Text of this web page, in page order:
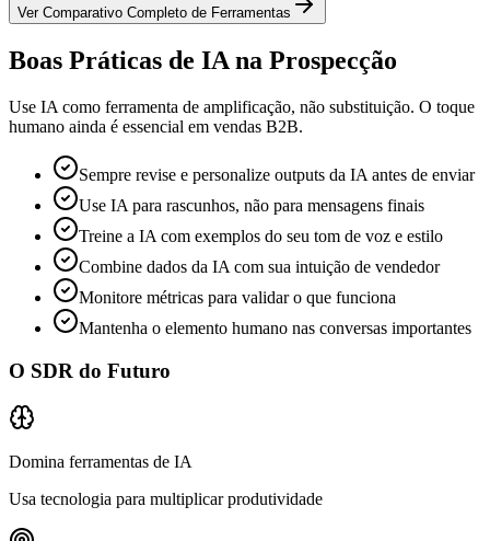
Ver Comparativo Completo de Ferramentas
Boas Práticas de IA na Prospecção
Use IA como ferramenta de amplificação, não substituição. O toque
humano ainda é essencial em vendas B2B.
Sempre revise e personalize outputs da IA antes de enviar
Use IA para rascunhos, não para mensagens finais
Treine a IA com exemplos do seu tom de voz e estilo
Combine dados da IA com sua intuição de vendedor
Monitore métricas para validar o que funciona
Mantenha o elemento humano nas conversas importantes
O SDR do Futuro
Domina ferramentas de IA
Usa tecnologia para multiplicar produtividade